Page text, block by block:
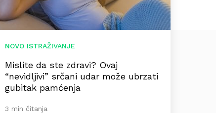
NOVO ISTRAŽIVANJE
Mislite da ste zdravi? Ovaj
“nevidljivi” srčani udar može ubrzati
gubitak pamćenja
3 min čitanja